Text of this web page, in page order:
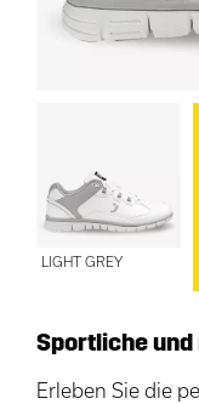
LIGHT GREY
Sportliche
Erleben Sie die